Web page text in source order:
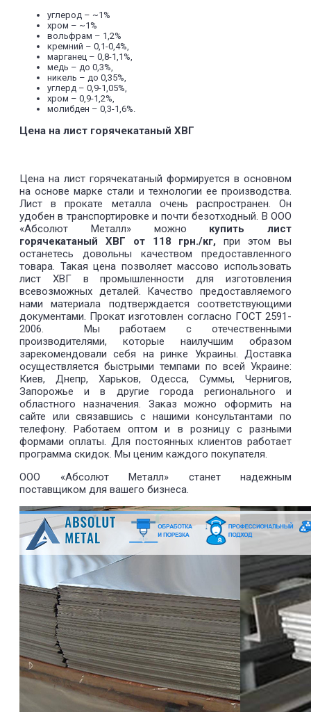
углерод – ~1%
хром – ~1%
вольфрам – 1,2%
кремний – 0,1-0,4%,
марганец – 0,8-1,1%,
медь – до 0,3%,
никель – до 0,35%,
углерд – 0,9-1,05%,
хром – 0,9-1,2%,
молибден – 0,3-1,6%.
Цена на лист горячекатаный ХВГ
Цена на лист горячекатаный формируется в основном
на основе марке стали и технологии ее производства.
Лист в прокате металла очень распространен. Он
удобен в транспортировке и почти безотходный. В ООО
«Абсолют Металл» можно купить лист
горячекатаный ХВГ от 118 грн./кг, при этом вы
останетесь довольны качеством предоставленного
товара. Такая цена позволяет массово использовать
лист ХВГ в промышленности для изготовления
всевозможных деталей. Качество предоставляемого
нами материала подтверждается соответствующими
документами. Прокат изготовлен согласно ГОСТ 2591-
2006. Мы работаем с отечественными
производителями, которые наилучшим образом
зарекомендовали себя на ринке Украины. Доставка
осуществляется быстрыми темпами по всей Украине:
Киев, Днепр, Харьков, Одесса, Суммы, Чернигов,
Запорожье и в другие города регионального и
областного назначения. Заказ можно оформить на
сайте или связавшись с нашими консультантами по
телефону. Работаем оптом и в розницу с разными
формами оплаты. Для постоянных клиентов работает
программа скидок. Мы ценим каждого покупателя.
ООО «Абсолют Металл» станет надежным
поставщиком для вашего бизнеса.